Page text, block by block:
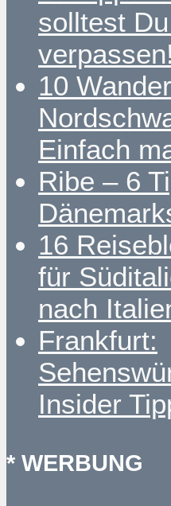
solltest
verpassen!
10
Einfach
Ribe – 6
16
für
nach
Frankfurt:
Insider
* WERBUNG